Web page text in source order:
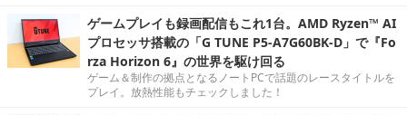
ゲームプレイも録画配信もこれ1台。AMD Ryzen™ AI
プロセッサ搭載の「G TUNE P5-A7G60BK-D」で『Fo
rza Horizon 6』の世界を駆け回る
ゲーム＆制作の拠点となるノートPCで話題のレースタイトルを
プレイ。放熱性能もチェックしました！